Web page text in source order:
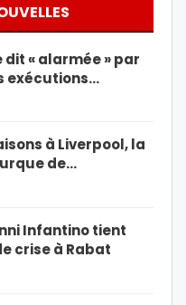
dit « alarmée » par
exécutions…
à Liverpool, la
de…
Infantino tient
crise à Rabat